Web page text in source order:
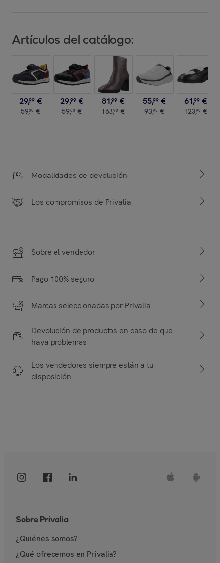
Artículos del catálogo:
29,99 €
59,00 €
29,99 €
59,00 €
81,99 €
163,90 €
55,99 €
93,95 €
61,99 €
123,90 €
Modalidades de devolución
Los compromisos de Privalia
Sobre el vendedor
Pago 100% seguro
Marcas seleccionadas por Privalia
Devolución de productos en caso de que
haya problemas
Los vendedores siempre están a tu
disposición
Sobre Privalia
¿Quiénes somos?
¿Qué ofrecemos en Privalia?